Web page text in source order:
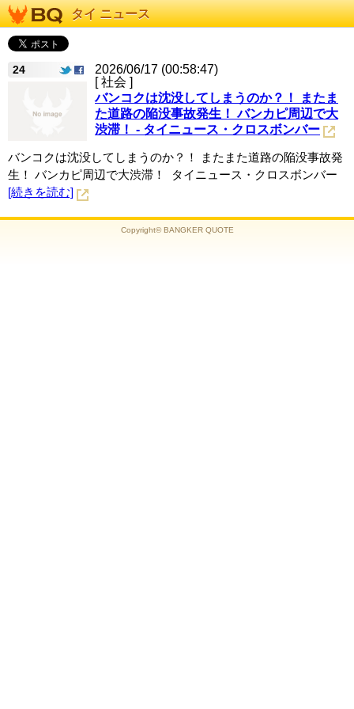
タイ ニュース
24
2026/06/17 (00:58:47)
[ 社会 ]
バンコクは沈没してしまうのか？！ またま
た道路の陥没事故発生！ バンカピ周辺で大
渋滞！ - タイニュース・クロスボンバー
バンコクは沈没してしまうのか？！ またまた道路の陥没事故発
生！ バンカピ周辺で大渋滞！ タイニュース・クロスボンバー
[続きを読む]
Copyright© BANGKER QUOTE